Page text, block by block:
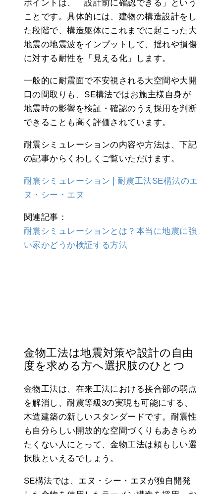
ポイントは、「設計前に確認できる」という
ことです。具体的には、建物の構造設計をし
た段階で、構造躯体にこれまでに起こった大
地震の地震波をインプットして、揺れや損傷
に対する耐性を「見える化」します。
一般的に耐震面で不安視される大空間や大開
口の間取りも、SE構法ではお施主様自身が
地震時の影響を検証・確認のうえ採用を判断
できることも高く評価されています。
耐震シミュレーションの内容や方法は、下記
の記事からくわしくご覧いただけます。
耐震シミュレーション❘耐震工法SE構法のエ
ヌ・シー・エヌ
関連記事：
耐震シミュレーションとは？本当に地震に強
い家かどうか検証する方法
金物工法は地震対策や設計の自由
度を求める方へ選択肢のひとつ
金物工法は、在来工法における接合部の弱点
を解消し、耐震等級3の実現も可能にする、
木造建築の新しいスタンダードです。耐震性
も自分らしい開放的な空間づくりもあきらめ
たくない人にとって、金物工法は頼もしい選
択肢といえるでしょう。
SE構法では、エヌ・シー・エヌが独自開発